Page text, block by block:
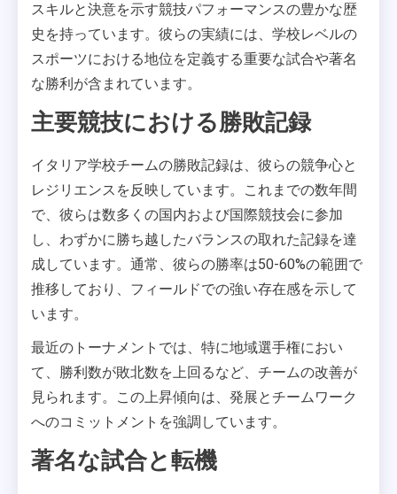
スキルと決意を示す競技パフォーマンスの豊かな歴
史を持っています。彼らの実績には、学校レベルの
スポーツにおける地位を定義する重要な試合や著名
な勝利が含まれています。
主要競技における勝敗記録
イタリア学校チームの勝敗記録は、彼らの競争心と
レジリエンスを反映しています。これまでの数年間
で、彼らは数多くの国内および国際競技会に参加
し、わずかに勝ち越したバランスの取れた記録を達
成しています。通常、彼らの勝率は50-60%の範囲で
推移しており、フィールドでの強い存在感を示して
います。
最近のトーナメントでは、特に地域選手権におい
て、勝利数が敗北数を上回るなど、チームの改善が
見られます。この上昇傾向は、発展とチームワーク
へのコミットメントを強調しています。
著名な試合と転機